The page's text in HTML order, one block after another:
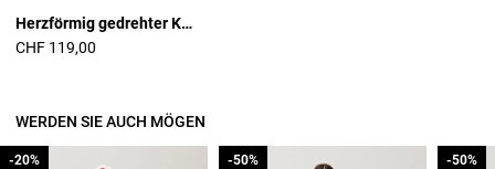
Herzförmig gedrehter Kettengürtel
CHF 119,00
WERDEN SIE AUCH MÖGEN
-20%
-20% -50%
-50% -50%
-50%